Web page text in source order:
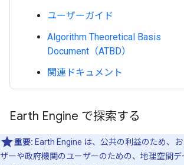
ユーザーガイド
Algorithm Theoretical Basis
Document（ATBD）
関連ドキュメント
Earth Engine で探索する
重要: Earth Engine は、公共の利益のため、
ザーや政府機関のユーザーのための、地理空間